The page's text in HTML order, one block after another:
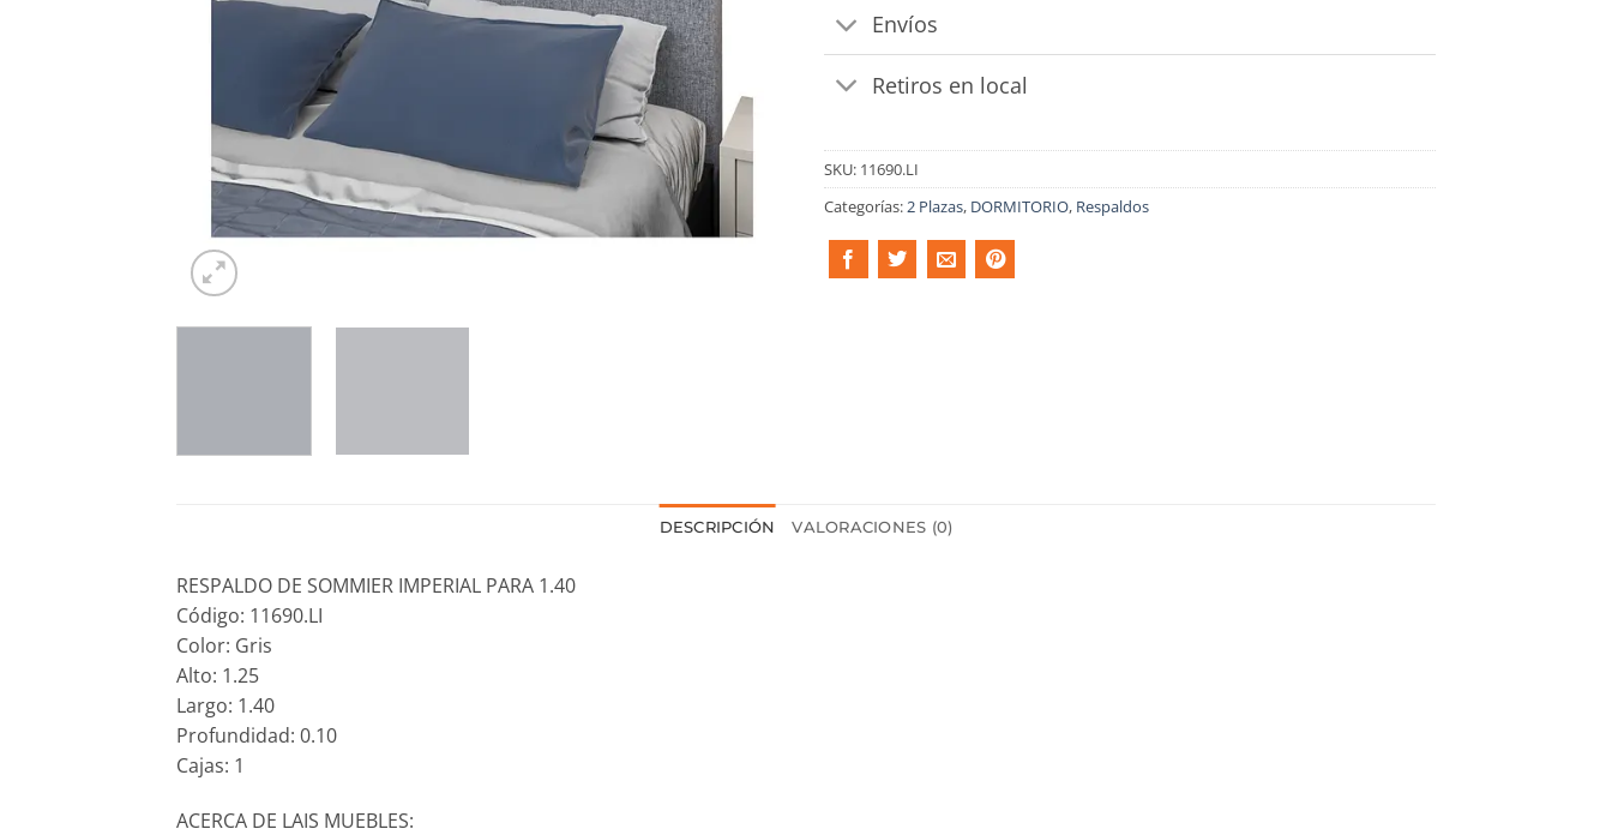
Envíos
Retiros en local
SKU: 11690.LI
Categorías:2 Plazas, DORMITORIO, Respaldos
DESCRIPCIÓN VALORACIONES (0)
RESPALDO DE SOMMIER IMPERIAL PARA 1.40
Código: 11690.LI
Color: Gris
Alto: 1.25
Largo: 1.40
Profundidad: 0.10
Cajas: 1
ACERCA DE LAIS MUEBLES: